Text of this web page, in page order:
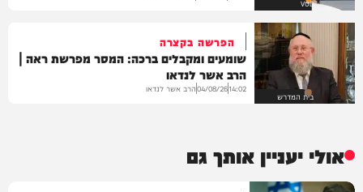
VOD
בית המדרש
הפרשה בקצרה
שומעים ומקבלים ברכה: המסר מפרשת ראה |
הרב אשר לנדאו
14:02
04/08/26הרב אשר לנדאו
אולי יעניין אותך גם